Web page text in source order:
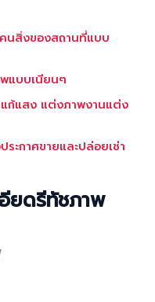
นสิ่งของสถานที่แบบ
แบบเนียนๆ
แก้แสง แต่งภาพงานแต่ง
ะกาศขายและปล่อยเช่า
ยดรีทัชภาพ